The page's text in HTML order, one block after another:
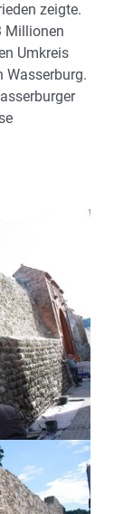
zeigte.
Millionen
Umkreis
Wasserburg.